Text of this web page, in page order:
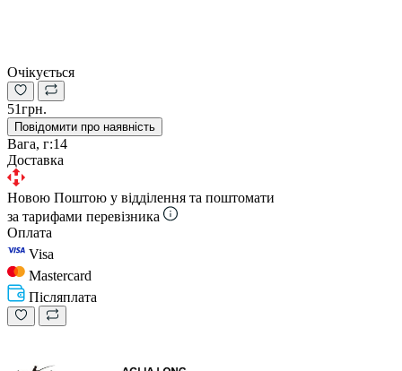
Очікується
51грн.
Повідомити про наявність
Вага, г:14
Доставка
Новою Поштою у відділення та поштомати
за тарифами перевізника
Оплата
Visa
Mastercard
Післяплата